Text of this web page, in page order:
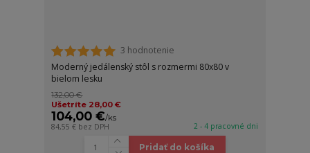
3 hodnotenie
Moderný jedálenský stôl s rozmermi 80x80 v
bielom lesku
132,00 €
Ušetríte 28,00 €
104,00 €/ks
84,55 € bez DPH 2 - 4 pracovné dni
Pridať do košíka